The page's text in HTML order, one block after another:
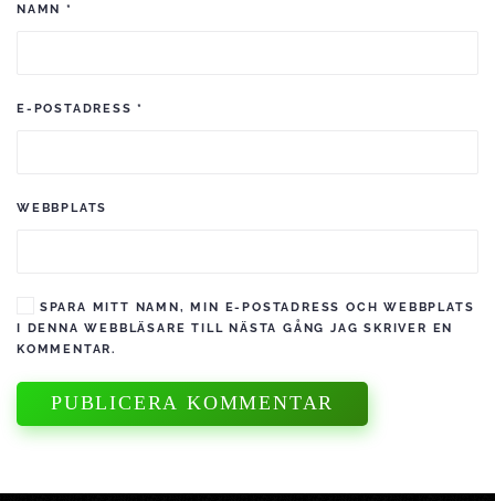
NAMN *
E-POSTADRESS*
WEBBPLATS
SPARA MITT NAMN, MIN E-POSTADRESS OCH WEBBPLATS
I DENNA WEBBLÄSARE TILL NÄSTA GÅNG JAG SKRIVER EN
KOMMENTAR.
PUBLICERA KOMMENTAR